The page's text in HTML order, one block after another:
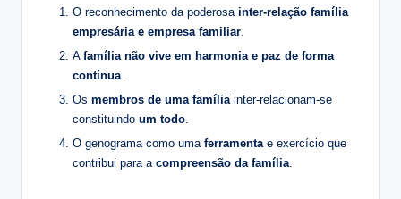
O reconhecimento da poderosa inter-relação família
empresária e empresa familiar
A família não vive em harmonia e paz de forma
contínua
Os membros de uma famíliainter-relacionam-se
constituindo um todo.
O genograma como uma ferramentae exercício que
contribui para a compreensão da família.